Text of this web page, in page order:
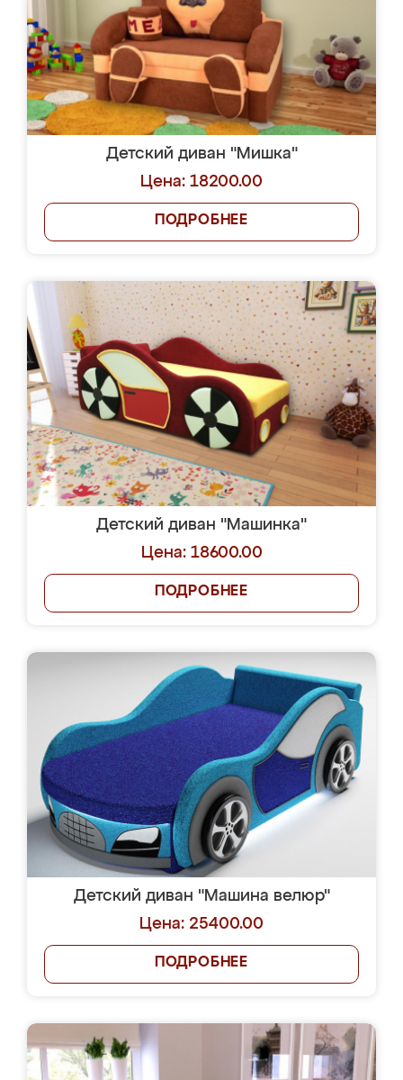
Детский диван "Мишка"
Цена: 18200.00
ПОДРОБНЕЕ
Детский диван "Машинка"
Цена: 18600.00
ПОДРОБНЕЕ
Детский диван "Машина велюр"
Цена: 25400.00
ПОДРОБНЕЕ